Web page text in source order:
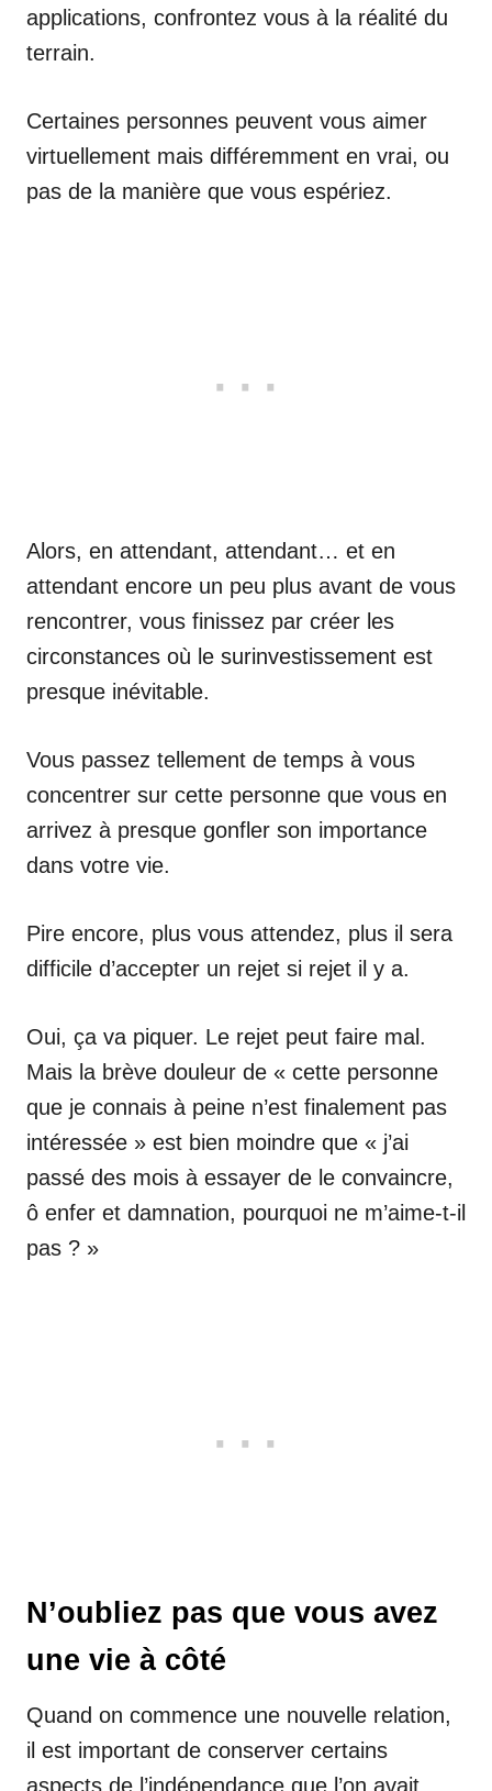
applications, confrontez vous à la réalité du
terrain.
Certaines personnes peuvent vous aimer
virtuellement mais différemment en vrai, ou
pas de la manière que vous espériez.
Alors, en attendant, attendant… et en
attendant encore un peu plus avant de vous
rencontrer, vous finissez par créer les
circonstances où le surinvestissement est
presque inévitable.
Vous passez tellement de temps à vous
concentrer sur cette personne que vous en
arrivez à presque gonfler son importance
dans votre vie.
Pire encore, plus vous attendez, plus il sera
difficile d’accepter un rejet si rejet il y a.
Oui, ça va piquer. Le rejet peut faire mal.
Mais la brève douleur de « cette personne
que je connais à peine n’est finalement pas
intéressée » est bien moindre que « j’ai
passé des mois à essayer de le convaincre,
ô enfer et damnation, pourquoi ne m’aime-t-il
pas ? »
N’oubliez pas que vous avez
une vie à côté
Quand on commence une nouvelle relation,
il est important de conserver certains
aspects de l’indépendance que l’on avait